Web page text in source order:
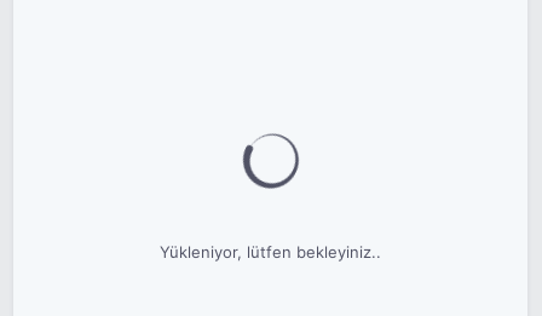
Yükleniyor, lütfen bekleyiniz..